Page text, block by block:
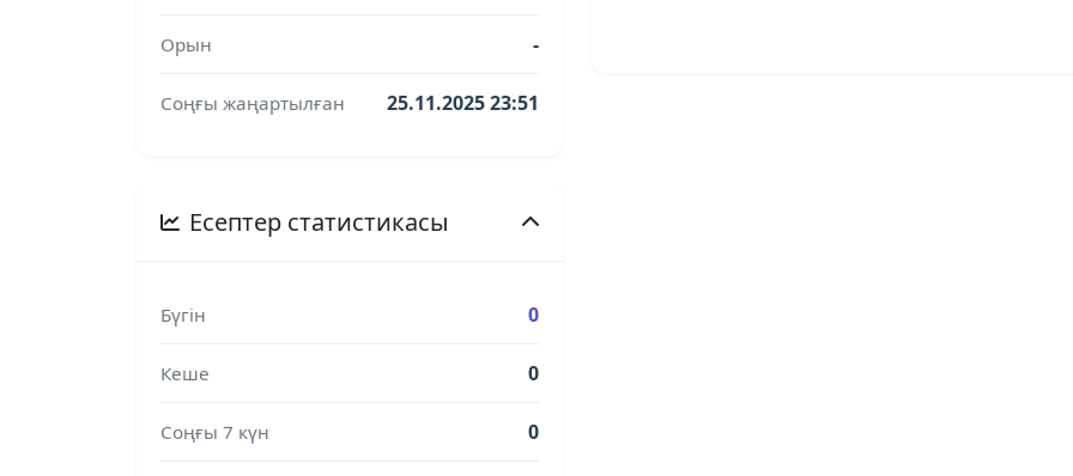
Орын -
Соңғы жаңартылған 25.11.2025 23:51
Есептер статистикасы
Бүгін 0
Кеше 0
Соңғы 7 күн 0